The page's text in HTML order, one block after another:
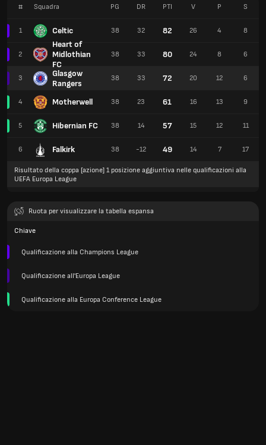
# Squadra
1 Celtic
2
Heart of
Midlothian
FC
3
Glasgow
Rangers
4 Motherwell
5 Hibernian FC
6 Falkirk
PG DR PTI V P S
38 32 82 26 4 8
38 33 80 24 8 6
38 33 72 20 12 6
38 23 61 16 13 9
38 14 57 15 12 11
38 -12 49 14 7 17
Risultato della coppa [azione] 1 posizione aggiuntiva nelle qualificazioni alla
UEFA Europa League
Ruota per visualizzare la tabella espansa
Chiave
Qualificazione alla Champions League
Qualificazione all'Europa League
Qualificazione alla Europa Conference League